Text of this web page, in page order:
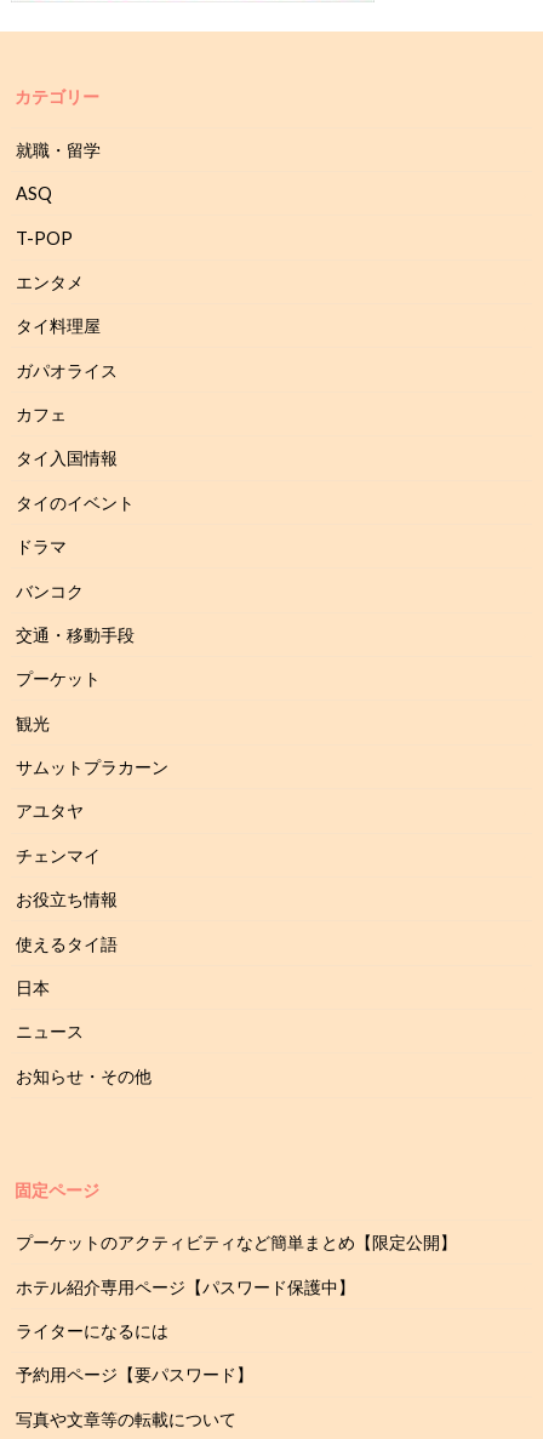
カテゴリー
就職・留学
ASQ
T-POP
エンタメ
タイ料理屋
ガパオライス
カフェ
タイ入国情報
タイのイベント
ドラマ
バンコク
交通・移動手段
プーケット
観光
サムットプラカーン
アユタヤ
チェンマイ
お役立ち情報
使えるタイ語
日本
ニュース
お知らせ・その他
固定ページ
プーケットのアクティビティなど簡単まとめ【限定公開】
ホテル紹介専用ページ【パスワード保護中】
ライターになるには
予約用ページ【要パスワード】
写真や文章等の転載について